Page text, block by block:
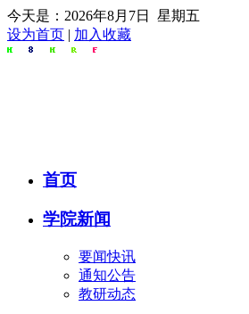
今天是：
今天是：
今天是：
今天是：
今天是：
今天是：
今天是：
今天是：
今天是：
今天是：
今天是：
今天是：
今天是：
今天是：
今天是：
今天是：
今天是：
今天是：
今天是：
今天是：
今天是：
今天是：
今天是：
今天是：
今天是：
今天是：
今天是：
今天是：
今天是：
今天是：
今天是：
今天是：
今天是：
今天是：
今天是：
今天是：
今天是：
今天是：
今天是：
今天是：
今天是：
今天是：
今天是：
今天是：
今天是：
今天是：
今天是：
今天是：
今天是：
今天是：
今天是：
今天是：
今天是：
今天是：
今天是：
今天是：
今天是：
今天是：
今天是：
今天是：
今天是：
今天是：
今天是：
今天是：
今天是：
今天是：
今天是：
今天是：
今天是：
今天是：
今天是：
今天是：
今天是：
今天是：
今天是：
今天是：
今天是：
今天是：
今天是：
今天是：
今天是：
今天是：
今天是：
今天是：
今天是：
今天是：
今天是：
今天是：
今天是：
今天是：
今天是：
今天是：
今天是：
今天是：
今天是：
今天是：
今天是：
今天是：
今天是：
今天是：
今天是：
今天是：
今天是：
今天是：
今天是：
今天是：
今天是：
今天是：
今天是：
今天是：
今天是：
今天是：
今天是：
今天是：
今天是：
今天是：
今天是：
今天是：
今天是：
今天是：
今天是：
今天是：
今天是：
今天是：
今天是：
今天是：
今天是：
今天是：
今天是：
今天是：
今天是：
今天是：
今天是：
今天是：
今天是：
今天是：
今天是：
今天是：
今天是：
今天是：
今天是：
今天是：
今天是：
今天是：
今天是：
今天是：
今天是：
今天是：
今天是：
今天是：
今天是：
今天是：
今天是：
今天是：
今天是：
今天是：
今天是：
今天是：
今天是：
今天是：
今天是：
今天是：
今天是：
今天是：
今天是：